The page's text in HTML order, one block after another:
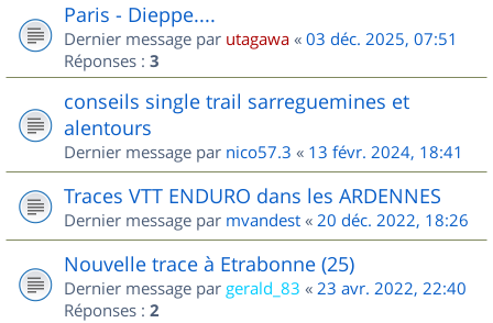
Paris - Dieppe....
Dernier message par utagawa « 03 déc. 2025, 07:51
Réponses : 3
conseils single trail sarreguemines et
alentours
Dernier message par nico57.3 « 13 févr. 2024, 18:41
Traces VTT ENDURO dans les ARDENNES
Dernier message par mvandest « 20 déc. 2022, 18:26
Nouvelle trace à Etrabonne (25)
Dernier message par gerald_83 « 23 avr. 2022, 22:40
Réponses : 2